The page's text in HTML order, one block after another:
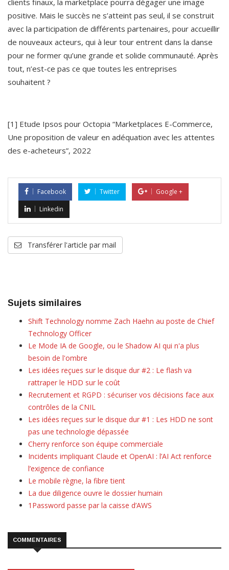
clients finaux, la marketplace pourra dégager une image
positive. Mais le succès ne s’atteint pas seul, il se construit
avec la participation de différents partenaires, pour accueillir
de nouveaux acteurs, qui à leur tour entrent dans la danse
pour ne former qu’une grande et solide communauté. Après
tout, n’est-ce pas ce que toutes les entreprises
souhaitent ?
[1] Etude Ipsos pour Octopia “Marketplaces E-Commerce,
Une proposition de valeur en adéquation avec les attentes
des e-acheteurs”, 2022
Facebook Twitter
Google +
Linkedin
Transférer l'article par mail
Sujets similaires
Shift Technology nomme Zach Haehn au poste de Chief
Technology Officer
Le Mode IA de Google, ou le Shadow AI qui n'a plus
besoin de l'ombre
Les idées reçues sur le disque dur #2 : Le flash va
rattraper le HDD sur le coût
Recrutement et RGPD : sécuriser vos décisions face aux
contrôles de la CNIL
Les idées reçues sur le disque dur #1 : Les HDD ne sont
pas une technologie dépassée
Cherry renforce son équipe commerciale
Incidents impliquant Claude et OpenAI : l’AI Act renforce
l’exigence de confiance
Le mobile règne, la fibre tient
La due diligence ouvre le dossier humain
1Password passe par la caisse d’AWS
COMMENTAIRES